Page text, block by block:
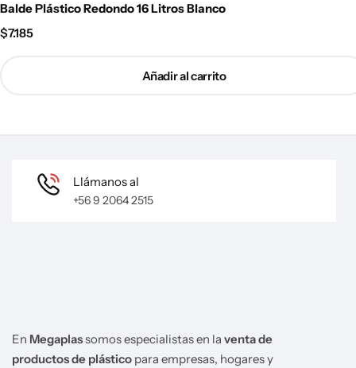
Balde Plástico Redondo 16 Litros Blanco
$7.185
Añadir al carrito
Llámanos al
+56 9 2064 2515
En Megaplassomos especialistas en la venta de
productos de plástico para empresas, hogares y